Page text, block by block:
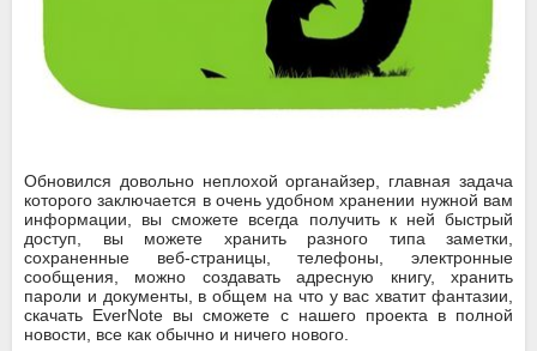
Обновился довольно неплохой органайзер, главная задача
которого заключается в очень удобном хранении нужной вам
информации, вы сможете всегда получить к ней быстрый
доступ, вы можете хранить разного типа заметки,
сохраненные веб-страницы, телефоны, электронные
сообщения, можно создавать адресную книгу, хранить
пароли и документы, в общем на что у вас хватит фантазии,
скачать EverNote вы сможете с нашего проекта в полной
новости, все как обычно и ничего нового.